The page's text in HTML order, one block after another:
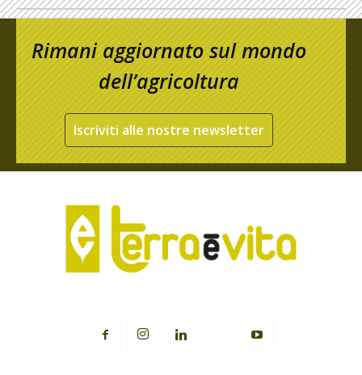
Rimani aggiornato sul mondo
dell’agricoltura
Iscriviti alle nostre newsletter